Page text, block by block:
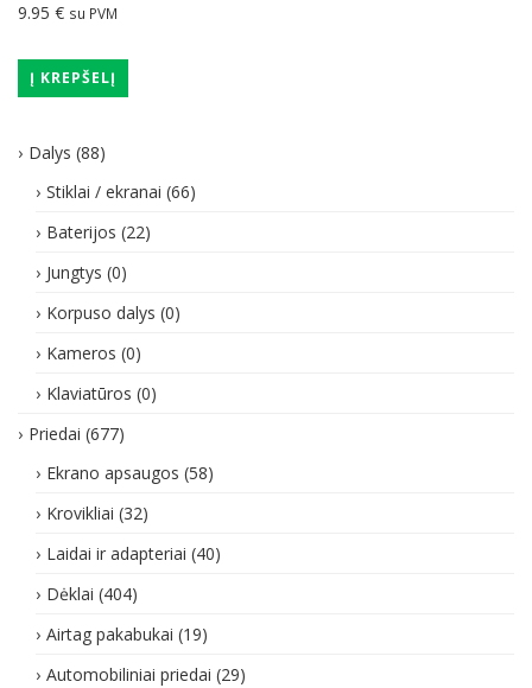
9.95 € su PVM
Į KREPŠELĮ
Dalys (88)
Stiklai / ekranai (66)
Baterijos (22)
Jungtys (0)
Korpuso dalys (0)
Kameros (0)
Klaviatūros (0)
Priedai (677)
Ekrano apsaugos (58)
Krovikliai (32)
Laidai ir adapteriai (40)
Dėklai (404)
Airtag pakabukai (19)
Automobiliniai priedai (29)